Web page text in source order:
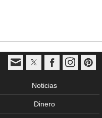
Noticias
Dinero